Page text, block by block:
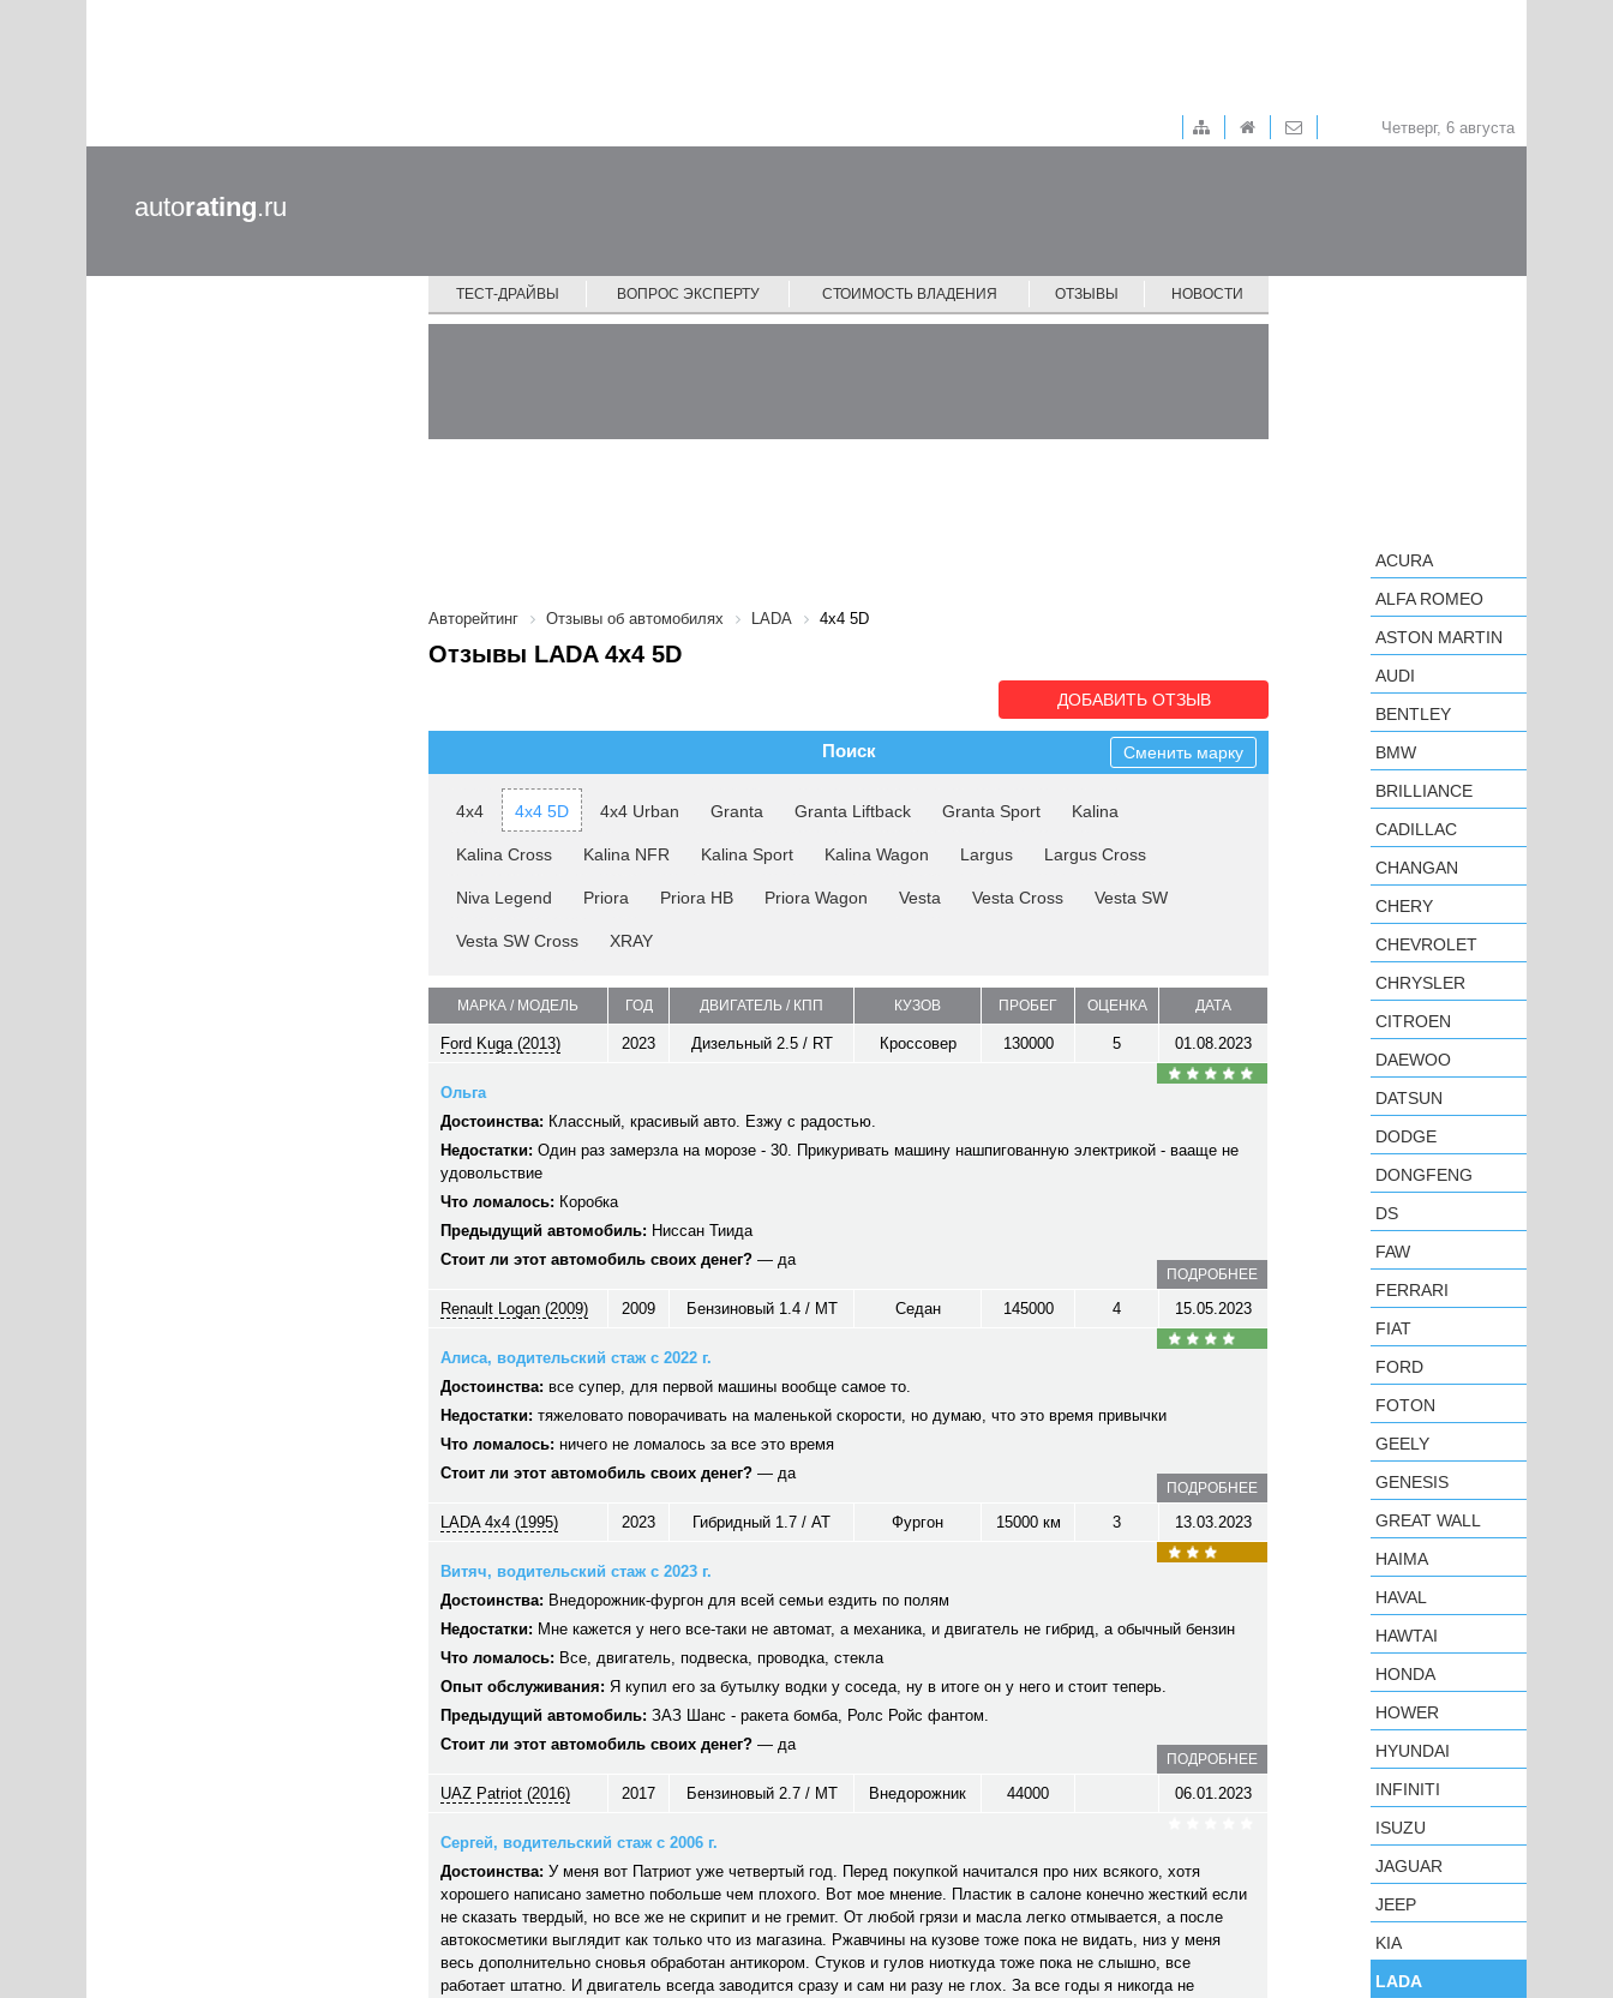
Четверг, 6 августа
autorating.ru
ТЕСТ-ДРАЙВЫ ВОПРОС ЭКСПЕРТУ СТОИМОСТЬ ВЛАДЕНИЯ ОТЗЫВЫ НОВОСТИ
Авторейтинг Отзывы об автомобилях LADA 4x4 5D
Отзывы LADA 4x4 5D
ДОБАВИТЬ ОТЗЫВ
Поиск Сменить марку
4x4 4x4 5D 4x4 Urban Granta Granta Liftback Granta Sport Kalina
Kalina Cross Kalina NFR Kalina Sport Kalina Wagon Largus Largus Cross
Niva Legend Priora Priora HB Priora Wagon Vesta Vesta Cross Vesta SW
Vesta SW Cross XRAY
МАРКА / МОДЕЛЬ ГОД ДВИГАТЕЛЬ / КПП КУЗОВ ПРОБЕГ ОЦЕНКА ДАТА
Ford Kuga (2013) 2023 Дизельный 2.5 / RT Кроссовер 130000 5 01.08.2023
Ольга
Достоинства: Классный, красивый авто. Езжу с радостью.
Недостатки: Один раз замерзла на морозе - 30. Прикуривать машину нашпигованную электрикой - вааще не
удовольствие
Что ломалось: Коробка
Предыдущий автомобиль: Ниссан Тиида
Стоит ли этот автомобиль своих денег? — да
ПОДРОБНЕЕ
Renault Logan (2009) 2009 Бензиновый 1.4 / MT Седан 145000 4 15.05.2023
Алиса, водительский стаж с 2022 г.
Достоинства: все супер, для первой машины вообще самое то.
Недостатки: тяжеловато поворачивать на маленькой скорости, но думаю, что это время привычки
Что ломалось: ничего не ломалось за все это время
Стоит ли этот автомобиль своих денег? — да
ПОДРОБНЕЕ
LADA 4x4 (1995) 2023 Гибридный 1.7 / AT Фургон 15000 км 3 13.03.2023
Витяч, водительский стаж с 2023 г.
Достоинства: Внедорожник-фургон для всей семьи ездить по полям
Недостатки: Мне кажется у него все-таки не автомат, а механика, и двигатель не гибрид, а обычный бензин
Что ломалось: Все, двигатель, подвеска, проводка, стекла
Опыт обслуживания: Я купил его за бутылку водки у соседа, ну в итоге он у него и стоит теперь.
Предыдущий автомобиль: ЗАЗ Шанс - ракета бомба, Ролс Ройс фантом.
Стоит ли этот автомобиль своих денег? — да
ПОДРОБНЕЕ
UAZ Patriot (2016) 2017 Бензиновый 2.7 / MT Внедорожник 44000 06.01.2023
Сергей, водительский стаж с 2006 г.
Достоинства: У меня вот Патриот уже четвертый год. Перед покупкой начитался про них всякого, хотя
хорошего написано заметно побольше чем плохого. Вот мое мнение. Пластик в салоне конечно жесткий если
не сказать твердый, но все же не скрипит и не гремит. От любой грязи и масла легко отмывается, а после
автокосметики выглядит как только что из магазина. Ржавчины на кузове тоже пока не видать, низ у меня
весь дополнительно сновья обработан антикором. Стуков и гулов ниоткуда тоже пока не слышно, все
работает штатно. И двигатель всегда заводится сразу и сам ни разу не глох. За все годы я никогда не
ACURA
ALFA ROMEO
ASTON MARTIN
AUDI
BENTLEY
BMW
BRILLIANCE
CADILLAC
CHANGAN
CHERY
CHEVROLET
CHRYSLER
CITROEN
DAEWOO
DATSUN
DODGE
DONGFENG
DS
FAW
FERRARI
FIAT
FORD
FOTON
GEELY
GENESIS
GREAT WALL
HAIMA
HAVAL
HAWTAI
HONDA
HOWER
HYUNDAI
INFINITI
ISUZU
JAGUAR
JEEP
KIA
LADA